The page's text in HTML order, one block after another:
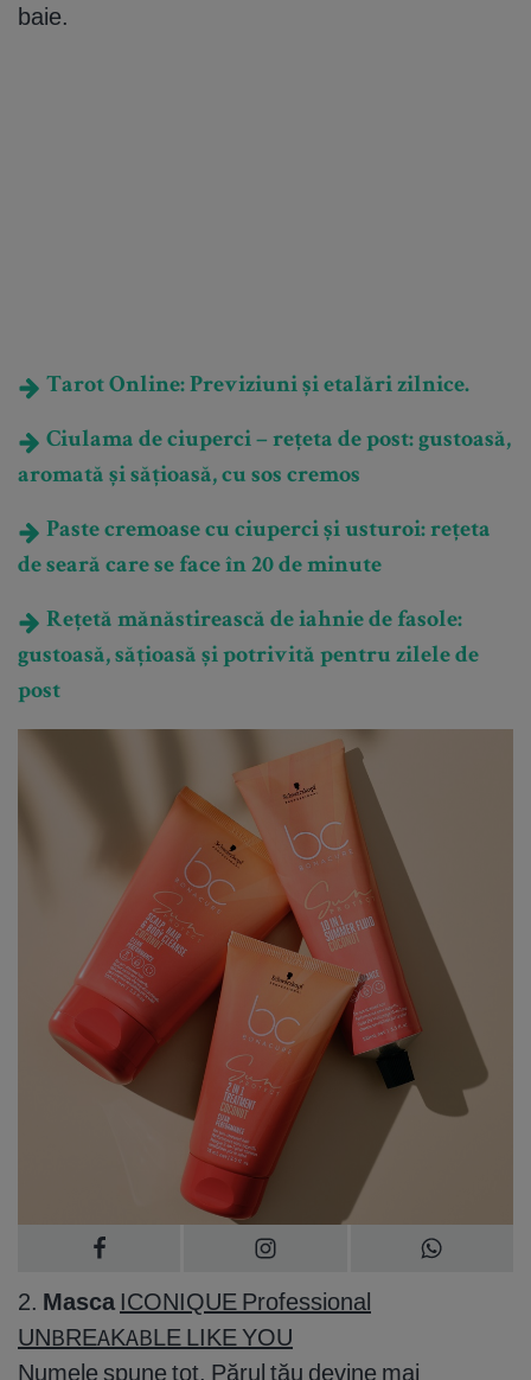
baie.
Tarot Online: Previziuni și etalări zilnice.
Ciulama de ciuperci – rețeta de post: gustoasă,
aromată și sățioasă, cu sos cremos
Paste cremoase cu ciuperci și usturoi: rețeta
de seară care se face în 20 de minute
Rețetă mănăstirească de iahnie de fasole:
gustoasă, sățioasă și potrivită pentru zilele de
post
2. Masca ICONIQUE Professional
UNBREAKABLE LIKE YOU
Numele spune tot. Părul tău devine mai